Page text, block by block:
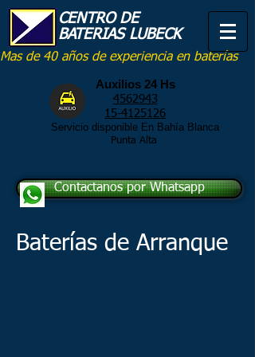
CENTRO DE
BATERIAS LUBECK
Mas de 40 años de experiencia en baterías
Auxilios 24 Hs
4562943
15-4125126
Servicio disponible En Bahía Blanca
Punta Alta
Contactanos por Whatsapp
Baterías de Arranque